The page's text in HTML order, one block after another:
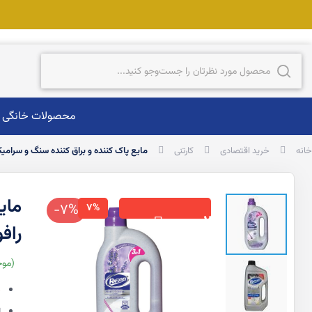
جست‌وجو
محصولات خانگی
خانه خرید اقتصادی کارتنی مایع پاک کننده و براق کننده سنگ و سرامیک 1 لیتر کارتنی
-7% × 12
7%